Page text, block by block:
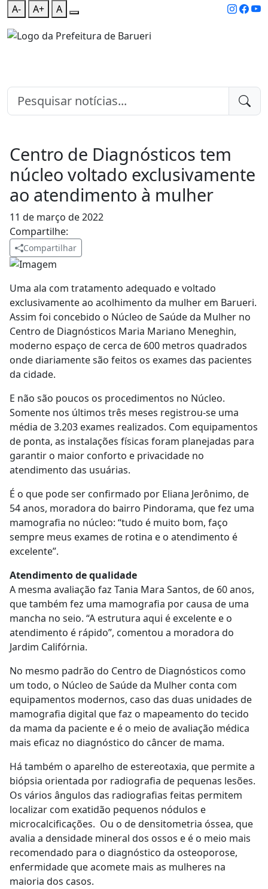
A- A+ A
Centro de Diagnósticos tem
núcleo voltado exclusivamente
ao atendimento à mulher
11 de março de 2022
Compartilhe:
Compartilhar
Uma ala com tratamento adequado e voltado
exclusivamente ao acolhimento da mulher em Barueri.
Assim foi concebido o Núcleo de Saúde da Mulher no
Centro de Diagnósticos Maria Mariano Meneghin,
moderno espaço de cerca de 600 metros quadrados
onde diariamente são feitos os exames das pacientes
da cidade.
E não são poucos os procedimentos no Núcleo.
Somente nos últimos três meses registrou-se uma
média de 3.203 exames realizados. Com equipamentos
de ponta, as instalações físicas foram planejadas para
garantir o maior conforto e privacidade no
atendimento das usuárias.
É o que pode ser confirmado por Eliana Jerônimo, de
54 anos, moradora do bairro Pindorama, que fez uma
mamografia no núcleo: “tudo é muito bom, faço
sempre meus exames de rotina e o atendimento é
excelente”.
Atendimento de qualidade
A mesma avaliação faz Tania Mara Santos, de 60 anos,
que também fez uma mamografia por causa de uma
mancha no seio. “A estrutura aqui é excelente e o
atendimento é rápido”, comentou a moradora do
Jardim Califórnia.
No mesmo padrão do Centro de Diagnósticos como
um todo, o Núcleo de Saúde da Mulher conta com
equipamentos modernos, caso das duas unidades de
mamografia digital que faz o mapeamento do tecido
da mama da paciente e é o meio de avaliação médica
mais eficaz no diagnóstico do câncer de mama.
Há também o aparelho de estereotaxia, que permite a
biópsia orientada por radiografia de pequenas lesões.
Os vários ângulos das radiografias feitas permitem
localizar com exatidão pequenos nódulos e
microcalcificações. Ou o de densitometria óssea, que
avalia a densidade mineral dos ossos e é o meio mais
recomendado para o diagnóstico da osteoporose,
enfermidade que acomete mais as mulheres na
maioria dos casos.